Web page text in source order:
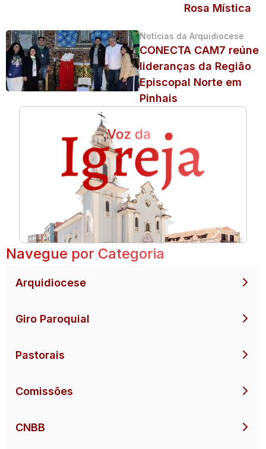
Rosa Mística
Notícias da Arquidiocese
CONECTA CAM7 reúne
lideranças da Região
Episcopal Norte em
Pinhais
Navegue por Categoria
Arquidiocese
Giro Paroquial
Pastorais
Comissões
CNBB